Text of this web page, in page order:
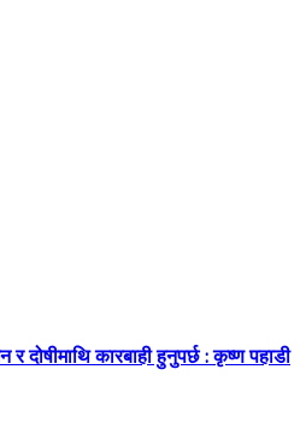
दोषीमाथि कारबाही हुनुपर्छ : कृष्ण पहाडी